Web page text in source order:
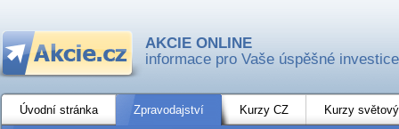
AKCIE ONLINE
informace pro Vaše úspěšné investice
Úvodní stránka Zpravodajství Kurzy CZ Kurzy